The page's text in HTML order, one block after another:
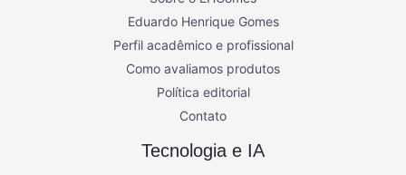
Eduardo Henrique Gomes
Perfil acadêmico e profissional
Como avaliamos produtos
Política editorial
Contato
Tecnologia e IA